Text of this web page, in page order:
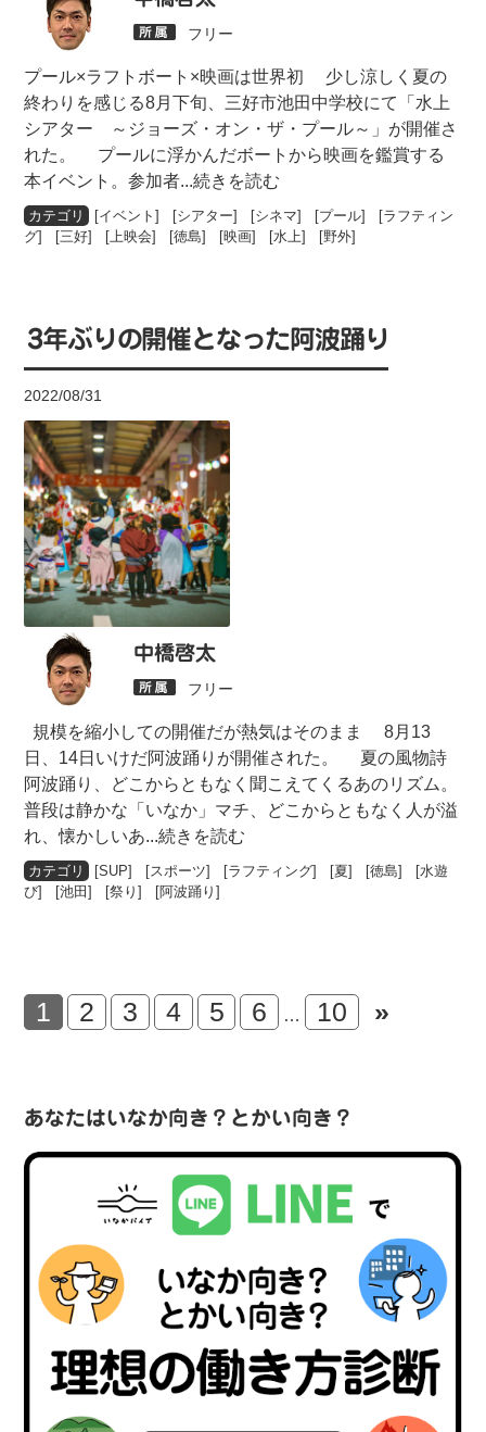
フリー
プール×ラフトボート×映画は世界初 少し涼しく夏の
終わりを感じる8月下旬、三好市池田中学校にて「水上
シアター ～ジョーズ・オン・ザ・プール～」が開催さ
れた。 プールに浮かんだボートから映画を鑑賞する
本イベント。参加者...続きを読む
[イベント] [シアター] [シネマ] [プール] [ラフティン
グ] [三好] [ 上映会] [徳島] [映画] [水上] [野外]
3年ぶりの開催となった阿波踊り
2022/08/31
中橋啓太
フリー
規模を縮小しての開催だが熱気はそのまま 8月13
日、14日いけだ阿波踊りが開催された。 夏の風物詩
阿波踊り、どこからともなく聞こえてくるあのリズム。
普段は静かな「いなか」マチ、どこからともなく人が溢
れ、懐かしいあ...続きを読む
[SUP] [スポーツ] [ラフティング] [夏] [徳島] [水遊
び] [池田] [祭り] [阿波踊り]
1 2 3 4 5 6 … 10 »
あなたはいなか向き？とかい向き？